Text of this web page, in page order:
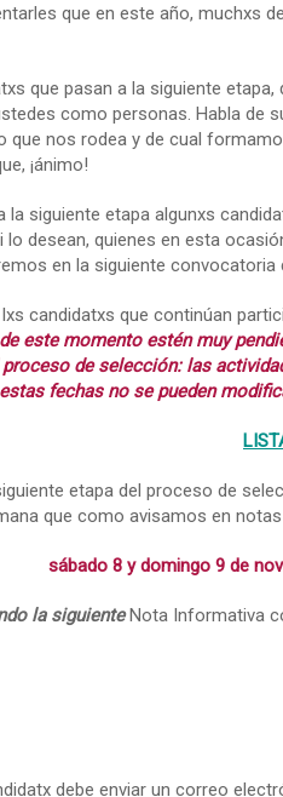
que en este año, muchxs
que pasan a la siguiente
como personas. Habla
nos rodea y de cual
¡ánimo!
siguiente etapa algunxs
desean, quienes en esta
en la siguiente
candidatxs que continúan
este momento estén muy
de selección: las
fechas no se pueden
etapa del proceso de
que como avisamos en
sábado 8 y domingo 9 de
la siguienteNota Informativa
debe enviar un correo